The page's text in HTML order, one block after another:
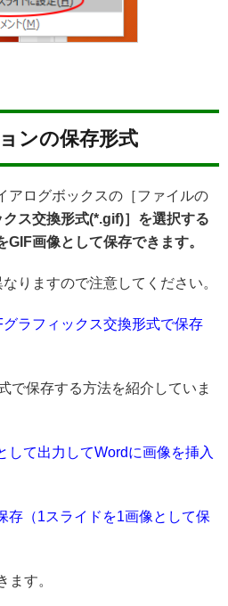
ンの保存形式
アログボックスの［ファイルの
クス交換形式(*.gif)］を選択する
画像として保存できます。
りますので注意してください。
ラフィックス交換形式で保存
で保存する方法を紹介していま
して出力してWordに画像を挿入
存（1スライドを1画像として保
ます。